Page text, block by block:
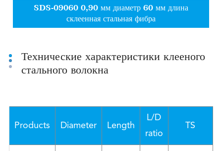
SDS-09060 0,90 мм диаметр 60 мм длина
склеенная стальная фибра
Технические характеристики клееного
стального волокна
Products Diameter Length
L/D
ratio
TS